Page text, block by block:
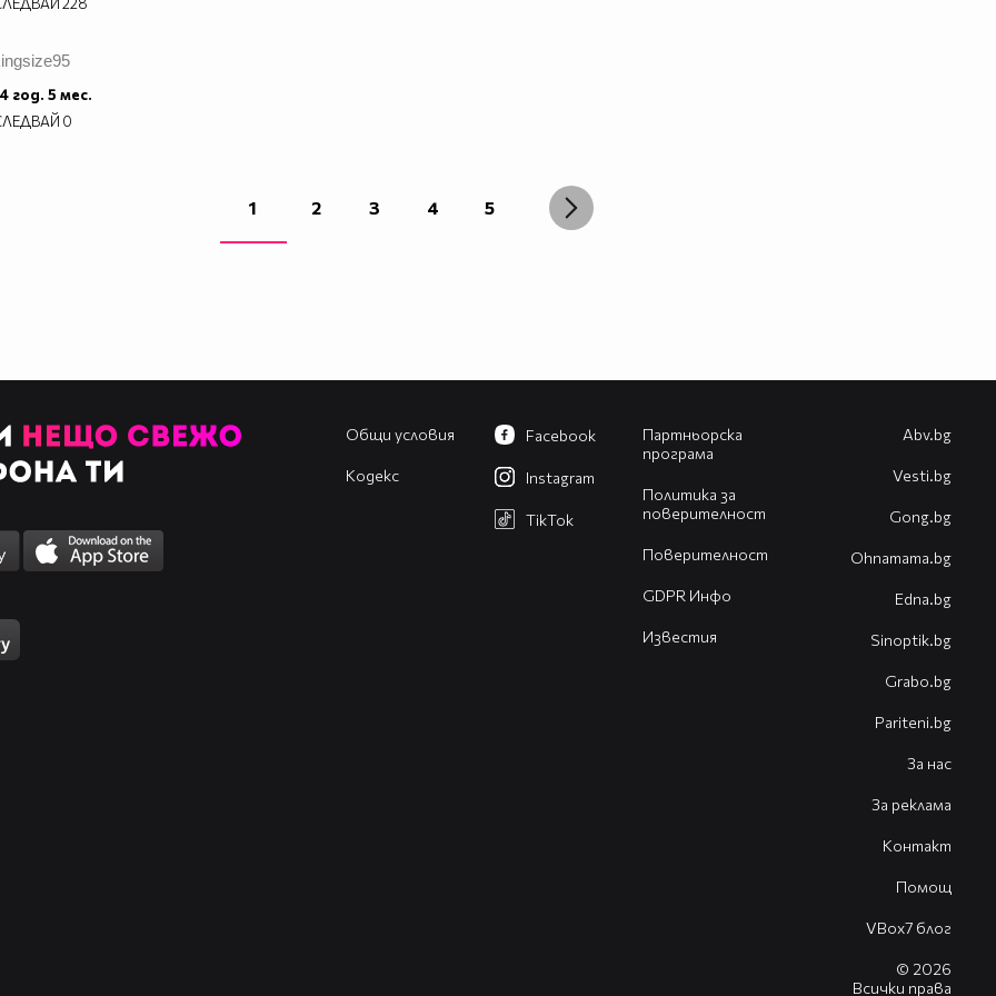
год. 5 мес.
0
1 2 3 4 5
Общи условия
Кодекс
Партньорска
програма
Политика за
поверителност
Поверителност
GDPR Инфо
Известия
Facebook
Instagram
TikTok
Abv.bg
Vesti.bg
Gong.bg
Оhnamama.bg
Edna.bg
Sinoptik.bg
Grabo.bg
Pariteni.bg
За нас
За реклама
Контакт
Помощ
VBox7 блог
© 2026
Всички права